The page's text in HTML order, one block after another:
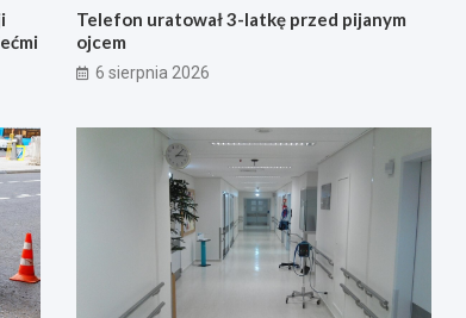
Telefon uratował 3-latkę przed pijanym
ojcem
6 sierpnia 2026